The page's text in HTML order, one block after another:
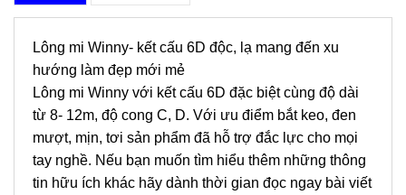
Lông mi Winny- kết cấu 6D độc, lạ mang đến xu
hướng làm đẹp mới mẻ
Lông mi Winny với kết cấu 6D đặc biệt cùng độ dài
từ 8- 12m, độ cong C, D. Với ưu điểm bắt keo, đen
mượt, mịn, tơi sản phẩm đã hỗ trợ đắc lực cho mọi
tay nghề. Nếu bạn muốn tìm hiểu thêm những thông
tin hữu ích khác hãy dành thời gian đọc ngay bài viết